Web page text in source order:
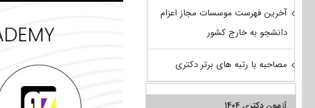
آخرین فهرست موسسات مجاز اعزام
دانشجو به خارج کشور
مصاحبه با رتبه های برتر دکتری